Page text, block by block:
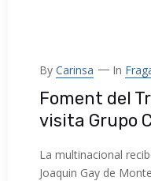
By Carinsa In
Foment del
visita Grupo
La multinacional
Joaquin Gay de